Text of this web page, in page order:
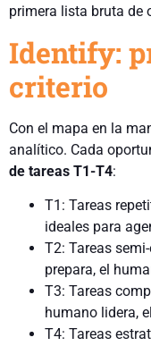
primera lista bruta de
Identify:
criterio
Con el mapa en la
analítico. Cada
de tareas T1-T4:
T1: Tareas
ideales para
T2: Tareas
prepara, el
T3: Tareas
humano lidera,
T4: Tareas